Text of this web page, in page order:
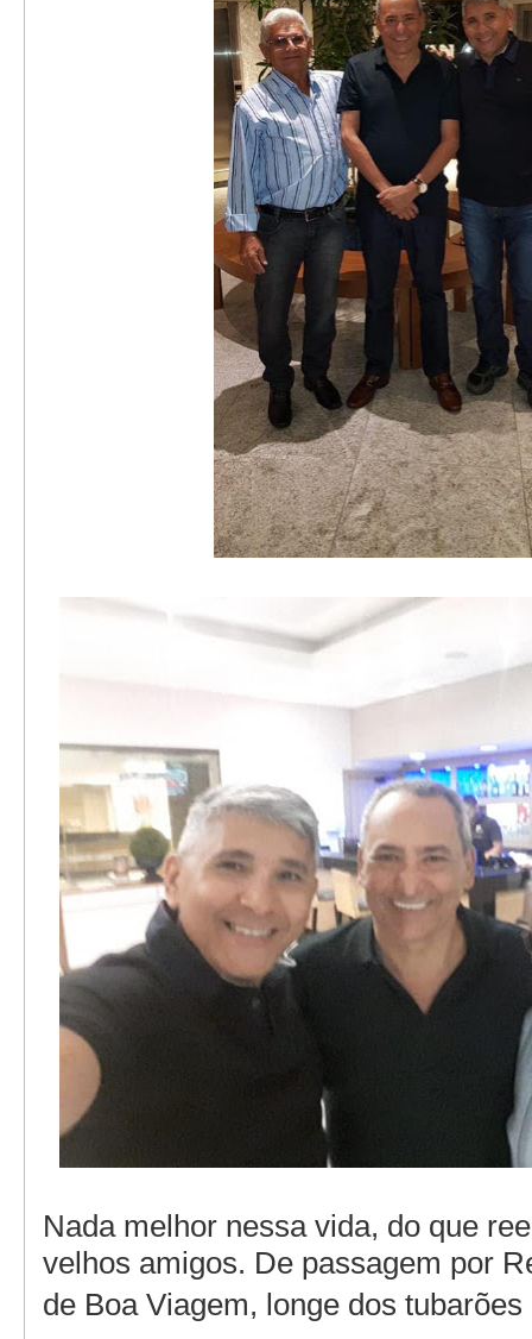
Nada melhor nessa vida, do que
velhos amigos. De passagem por
de Boa Viagem, longe dos